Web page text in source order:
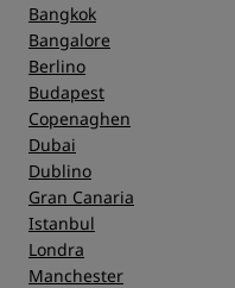
Bangkok
Bangalore
Berlino
Budapest
Copenaghen
Dubai
Dublino
Gran Canaria
Istanbul
Londra
Manchester